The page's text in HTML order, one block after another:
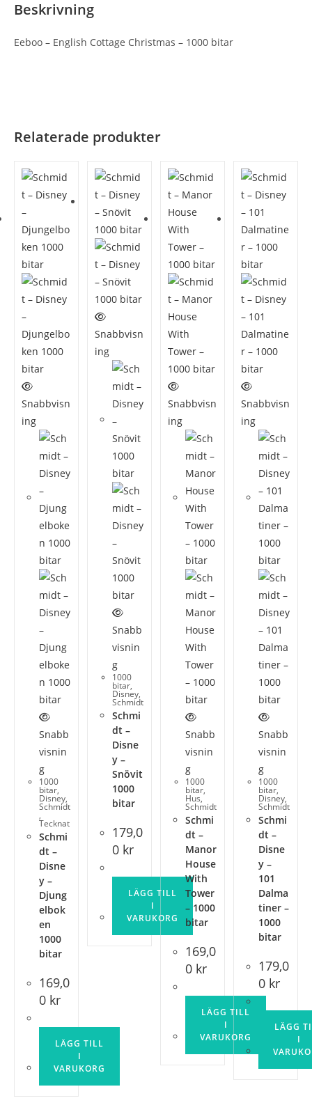
Beskrivning
Eeboo – English Cottage Christmas – 1000 bitar
Relaterade produkter
Snabbvisn
ing
Snabb
visnin
g
1000
bitar,
Disney,
Schmidt
,
Tecknat
Schmi
dt –
Disne
y –
Djung
elbok
en
1000
bitar
169,0
0 kr
LÄGG TILL
I
VARUKORG
Snabbvisn
ing
Snabb
visnin
g
1000
bitar,
Disney,
Schmidt
Schmi
dt –
Disne
y –
Snövit
1000
bitar
179,0
0 kr
LÄGG TILL
I
VARUKORG
Snabbvisn
ing
Snabb
visnin
g
1000
bitar,
Hus,
Schmidt
Schmi
dt –
Manor
House
With
Tower
– 1000
bitar
169,0
0 kr
LÄGG TILL
I
VARUKORG
Snabbvisn
ing
Snabb
visnin
g
1000
bitar,
Disney,
Schmidt
Schmi
dt –
Disne
y –
101
Dalma
tiner –
1000
bitar
179,0
0 kr
LÄGG
I